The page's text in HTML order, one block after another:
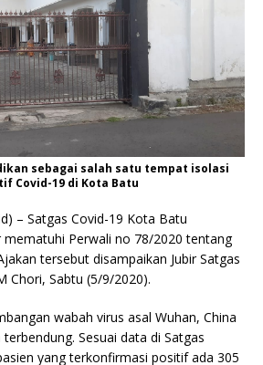
sebagai salah satu tempat isolasi
Covid-19 di Kota Batu
– Satgas Covid-19 Kota Batu
Perwali no 78/2020 tentang
tersebut disampaikan Jubir Satgas
Chori, Sabtu (5/9/2020).
wabah virus asal Wuhan, China
Sesuai data di Satgas
yang terkonfirmasi positif ada 305